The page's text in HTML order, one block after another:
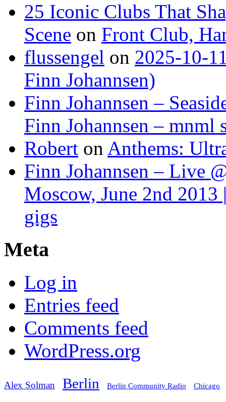
25 Iconic Clubs That
Scene on Front Club,
flussengel on 2025-10-
Finn Johannsen)
Finn Johannsen –
Finn Johannsen – mnml
Robert on Anthems:
Finn Johannsen – Live
Moscow, June 2nd 2013
gigs
Meta
Log in
Entries feed
Comments feed
WordPress.org
Alex Solman Berlin Berlin Community Radio Chicago